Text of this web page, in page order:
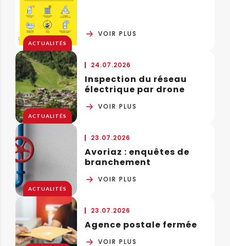
ACTUALITÉS
VOIR PLUS
ACTUALITÉS
24.07.2026
Inspection du réseau
électrique par drone
VOIR PLUS
ACTUALITÉS
23.07.2026
Avoriaz : enquêtes de
branchement
VOIR PLUS
23.07.2026
Agence postale fermée
VOIR PLUS